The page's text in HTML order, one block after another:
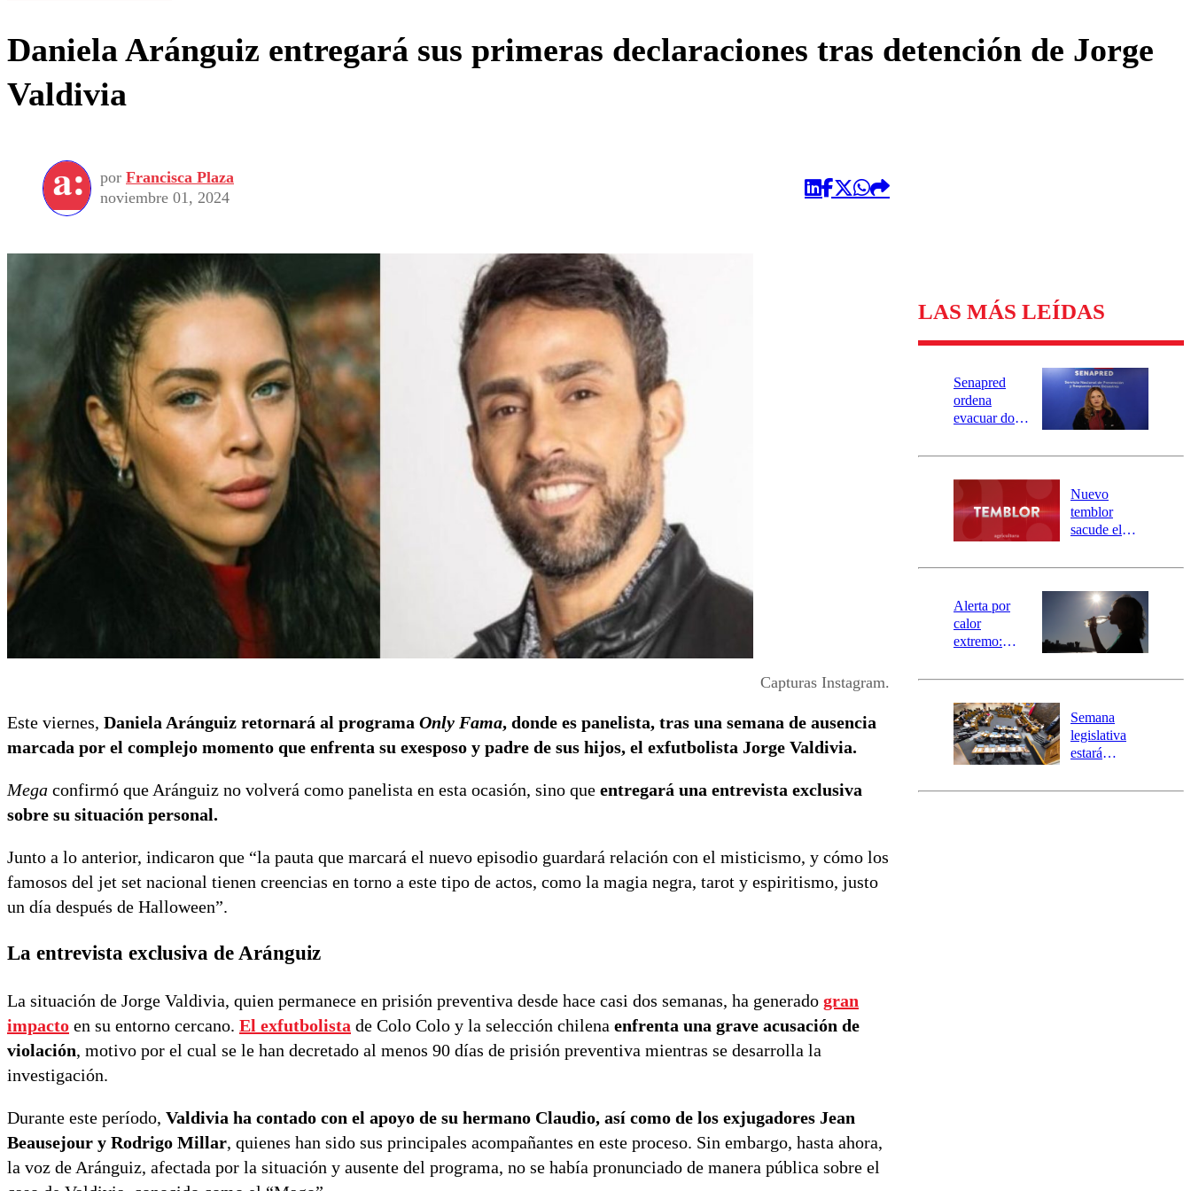
Daniela Aránguiz entregará sus primeras declaraciones tras detención de Jorge
Valdivia
por Francisca Plaza
noviembre 01, 2024
Capturas Instagram.
Este viernes, Daniela Aránguiz retornará al programa Only Fama, donde es panelista, tras una semana de ausencia
marcada por el complejo momento que enfrenta su exesposo y padre de sus hijos, el exfutbolista Jorge Valdivia.
Mega confirmó que Aránguiz no volverá como panelista en esta ocasión, sino que entregará una entrevista exclusiva
sobre su situación personal.
Junto a lo anterior, indicaron que “la pauta que marcará el nuevo episodio guardará relación con el misticismo, y cómo los
famosos del jet set nacional tienen creencias en torno a este tipo de actos, como la magia negra, tarot y espiritismo, justo
un día después de Halloween”.
La entrevista exclusiva de Aránguiz
La situación de Jorge Valdivia, quien permanece en prisión preventiva desde hace casi dos semanas, ha generado gran
impacto en su entorno cercano. El exfutbolista de Colo Colo y la selección chilena enfrenta una grave acusación de
violación, motivo por el cual se le han decretado al menos 90 días de prisión preventiva mientras se desarrolla la
investigación.
Durante este período, Valdivia ha contado con el apoyo de su hermano Claudio, así como de los exjugadores Jean
Beausejour y Rodrigo Millar, quienes han sido sus principales acompañantes en este proceso. Sin embargo, hasta ahora,
la voz de Aránguiz, afectada por la situación y ausente del programa, no se había pronunciado de manera pública sobre el
LAS MÁS LEÍDAS
Senapred
ordena
evacuar dos
Carahue por
río Damas:
activa
mensajería
SAE
Nuevo
temblor
sacude el
revisa la
epicentro
Alerta por
calor
extremo:
activa Alerta
Preventiva en
tres comunas
Semana
legislativa
estará
el fin de la